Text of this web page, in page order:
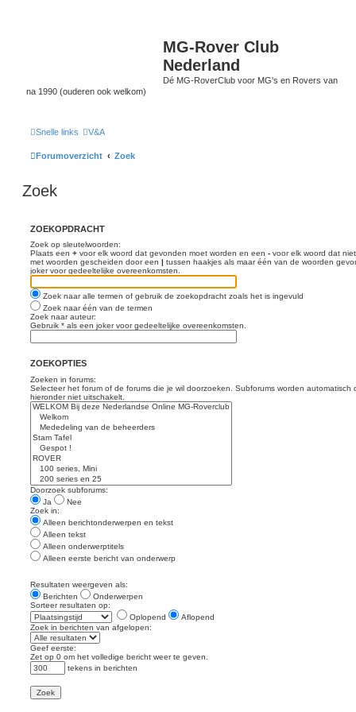
MG-Rover Club
Nederland
Dé MG-RoverClub voor MG's en Rovers van
na 1990 (ouderen ook welkom)
Snelle links V&A
Forumoverzicht Zoek
Zoek
ZOEKOPDRACHT
Zoek op sleutelwoorden:
Plaats een + voor elk woord dat gevonden moet worden en een - voor elk woord dat
met woorden gescheiden door een | tussen haakjes als maar één van de woorden
joker voor gedeeltelijke overeenkomsten.
Zoek naar alle termen of gebruik de zoekopdracht zoals het is ingevuld
Zoek naar één van de termen
Zoek naar auteur:
Gebruik * als een joker voor gedeeltelijke overeenkomsten.
ZOEKOPTIES
Zoeken in forums:
Selecteer het forum of de forums die je wil doorzoeken. Subforums worden automatisch
hieronder niet uitschakelt.
Doorzoek subforums:
Ja
Nee
Zoek in:
Alleen berichtonderwerpen en tekst
Alleen tekst
Alleen onderwerptitels
Alleen eerste bericht van onderwerp
Resultaten weergeven als:
Berichten
Onderwerpen
Sorteer resultaten op:
Oplopend
Aflopend
Zoek in berichten van afgelopen:
Geef eerste:
Zet op 0 om het volledige bericht weer te geven.
tekens in berichten